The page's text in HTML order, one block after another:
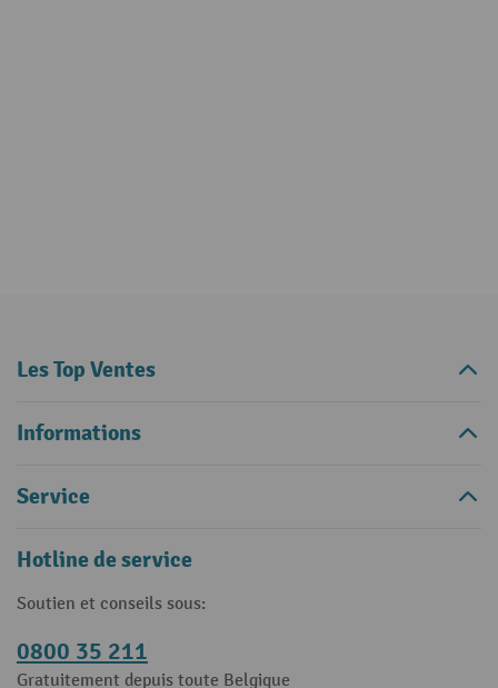
Les Top Ventes
Informations
Service
Hotline de service
Soutien et conseils sous:
0800 35 211
Gratuitement depuis toute Belgique